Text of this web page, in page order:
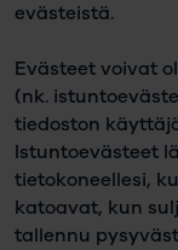
evästeistä.
Evästeet voivat
(nk.
tiedoston
Istuntoevästeet
tietokoneellesi,
katoavat, kun
tallennu